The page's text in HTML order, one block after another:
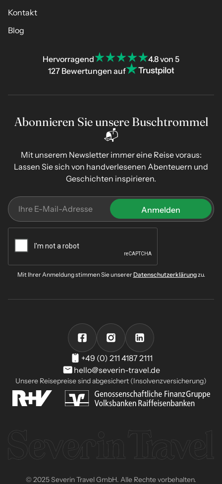
Kontakt
Blog
Hervorragend
4.8 von 5
127 Bewertungen auf
Abonnieren Sie unsere Buschtrommel
📬
Mit unserem Newsletter immer eine Reise voraus:
Lassen Sie sich von handverlesenen Abenteuern und
Geschichten inspirieren.
Mit Ihrer Anmeldung stimmen Sie unsererDatenschutzerklärungzu.
+49 (0) 211 4187 2111
hello@severin-travel.de
Unsere Reisepreise sind abgesichert (Insolvenzversicherung)
© 2025 Severin Travel GmbH. Alle Rechte vorbehalten.